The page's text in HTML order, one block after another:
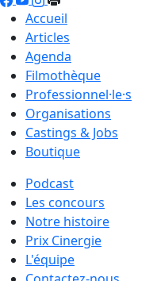
Accueil
Articles
Agenda
Filmothèque
Professionnel·le·s
Organisations
Castings & Jobs
Boutique
Podcast
Les concours
Notre histoire
Prix Cinergie
L'équipe